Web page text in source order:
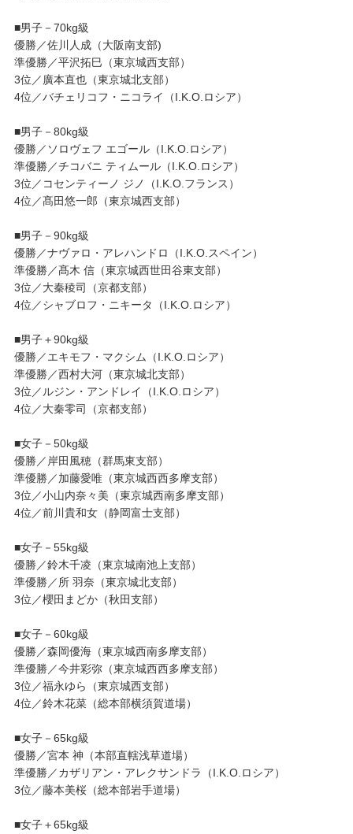
■男子－70kg級
優勝／佐川人成（大阪南支部)
準優勝／平沢拓巳（東京城西支部）
3位／廣本直也（東京城北支部）
4位／バチェリコフ・ニコライ（I.K.O.ロシア）
■男子－80kg級
優勝／ソロヴェフ エゴール（I.K.O.ロシア）
準優勝／チコバニ ティムール（I.K.O.ロシア）
3位／コセンティーノ ジノ（I.K.O.フランス）
4位／髙田悠一郎（東京城西支部）
■男子－90kg級
優勝／ナヴァロ・アレハンドロ（I.K.O.スペイン）
準優勝／髙木 信（東京城西世田谷東支部）
3位／大秦稜司（京都支部）
4位／シャブロフ・ニキータ（I.K.O.ロシア）
■男子＋90kg級
優勝／エキモフ・マクシム（I.K.O.ロシア）
準優勝／西村大河（東京城北支部）
3位／ルジン・アンドレイ（I.K.O.ロシア）
4位／大秦零司（京都支部）
■女子－50kg級
優勝／岸田風穂（群馬東支部）
準優勝／加藤愛唯（東京城西西多摩支部）
3位／小山内奈々美（東京城西南多摩支部）
4位／前川貴和女（静岡富士支部）
■女子－55kg級
優勝／鈴木千凌（東京城南池上支部）
準優勝／所 羽奈（東京城北支部）
3位／櫻田まどか（秋田支部）
■女子－60kg級
優勝／森岡優海（東京城西南多摩支部）
準優勝／今井彩弥（東京城西西多摩支部）
3位／福永ゆら（東京城西支部）
4位／鈴木花菜（総本部横須賀道場）
■女子－65kg級
優勝／宮本 神（本部直轄浅草道場）
準優勝／カザリアン・アレクサンドラ（I.K.O.ロシア）
3位／藤本美桜（総本部岩手道場）
■女子＋65kg級